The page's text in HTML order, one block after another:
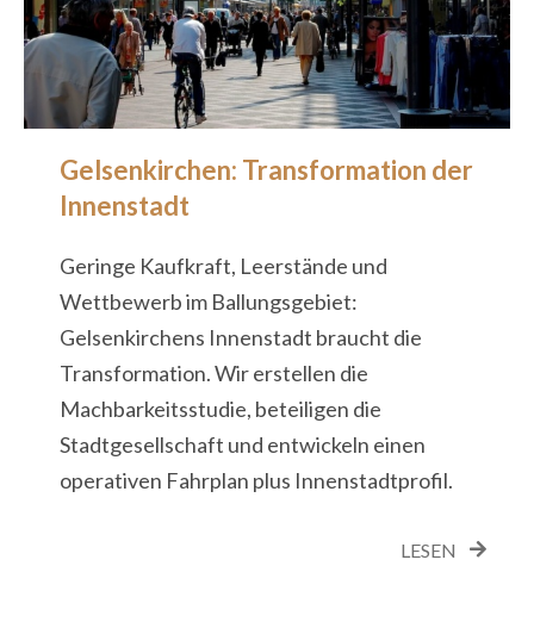
Gelsenkirchen: Transformation der
Innenstadt
Geringe Kaufkraft, Leerstände und
Wettbewerb im Ballungsgebiet:
Gelsenkirchens Innenstadt braucht die
Transformation. Wir erstellen die
Machbarkeitsstudie, beteiligen die
Stadtgesellschaft und entwickeln einen
operativen Fahrplan plus Innenstadtprofil.
LESEN